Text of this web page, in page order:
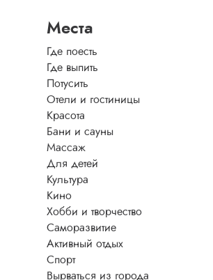
Места
Где поесть
Где выпить
Потусить
Отели и гостиницы
Красота
Бани и сауны
Массаж
Для детей
Культура
Кино
Хобби и творчество
Саморазвитие
Активный отдых
Спорт
Вырваться из города